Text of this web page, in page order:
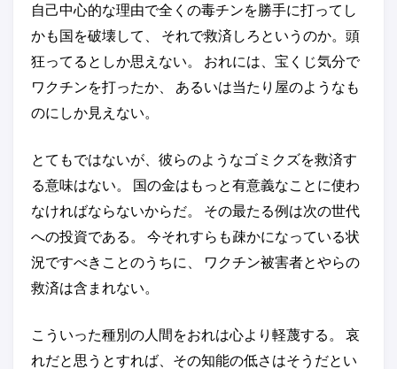
自己中心的な理由で全くの毒チンを勝手に打ってし
かも国を破壊して、 それで救済しろというのか。頭
狂ってるとしか思えない。 おれには、宝くじ気分で
ワクチンを打ったか、 あるいは当たり屋のようなも
のにしか見えない。
とてもではないが、彼らのようなゴミクズを救済す
る意味はない。 国の金はもっと有意義なことに使わ
なければならないからだ。 その最たる例は次の世代
への投資である。 今それすらも疎かになっている状
況ですべきことのうちに、 ワクチン被害者とやらの
救済は含まれない。
こういった種別の人間をおれは心より軽蔑する。 哀
れだと思うとすれば、その知能の低さはそうだとい